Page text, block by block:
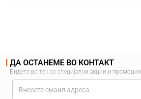
ДА ОСТАНЕМЕ ВО КОНТАКТ
Бидете во тек со специјални акции и промоции